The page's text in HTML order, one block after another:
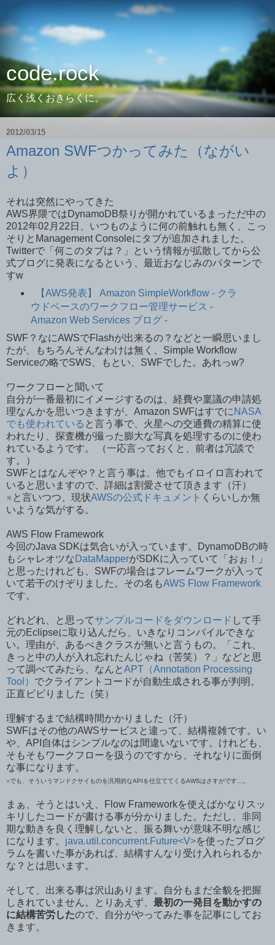
code.rock
広く浅くおきらくに。
2012/03/15
Amazon SWFつかってみた（ながい
よ）
それは突然にやってきた
AWS界隈ではDynamoDB祭りが開かれているまっただ中の
2012年02月22日、いつものように何の前触れも無く、こっ
そりとManagement Consoleにタブが追加されました。
Twitterで「何このタブは？」という情報が拡散してから公
式ブログに発表になるという、最近おなじみのパターンで
すw
【AWS発表】 Amazon SimpleWorkflow - クラ
ウドベースのワークフロー管理サービス -
Amazon Web Services ブログ -
SWF？なにAWSでFlashが出来るの？などと一瞬思いまし
たが、もちろんそんなわけは無く、Simple Workflow
Serviceの略でSWS、もとい、SWFでした。あれっw?
ワークフローと聞いて
自分が一番最初にイメージするのは、経費や稟議の申請処
理なんかを思いつきますが、Amazon SWFはすでに NASA
でも使われている と言う事で、火星への交通費の精算に使
われたり、探査機が撮った膨大な写真を処理するのに使わ
れているようです。 （一応言っておくと、前者は冗談で
す。）
SWFとはなんぞや？と言う事は、他でもイロイロ言われて
いると思いますので、詳細は割愛させて頂きます（汗）
※と言いつつ、現状AWSの公式ドキュメント くらいしか無
いような気がする。
AWS Flow Framework
今回のJava SDKは気合いが入っています。DynamoDBの時
もシャレオツなDataMapperがSDKに入っていて「おぉ！」
と思ったけれども、SWFの場合はフレームワークが入って
いて若干のけぞりました。その名もAWS Flow Framework
です。
どれどれ、と思ってサンプルコードをダウンロード して手
元のEclipseに取り込んだら、いきなりコンパイルできな
い。理由が、あるべきクラスが無いと言うもの。「これ、
きっと中の人が入れ忘れたんじゃね（苦笑）？」などと思
って調べてみたら、なんとAPT（Annotation Processing
Tool） でクライアントコードが自動生成される事が判明。
正直ビビりました（笑）
理解するまで結構時間かかりました（汗）
SWFはその他のAWSサービスと違って、結構複雑です。い
や、API自体はシンプルなのは間違いないです。けれども、
そもそもワークフローを扱うのですから、それなりに面倒
な事になります。
※でも、そういうマンドクサイものを汎用的なAPIを仕立ててくるAWSはさすがです…。
まぁ、そうとはいえ、Flow Frameworkを使えばかなりスッ
キリしたコードが書ける事が分かりました。ただし、非同
期な動きを良く理解しないと、振る舞いが意味不明な感じ
になります。 java.util.concurrent.Future<V>を使ったプログ
ラムを書いた事があれば、結構すんなり受け入れられるか
な？とは思います。
そして、出来る事は沢山あります。自分もまだ全貌を把握
しきれていません。とりあえず、 最初の一発目を動かすの
に結構苦労したので、自分がやってみた事を記事にしてお
きます。